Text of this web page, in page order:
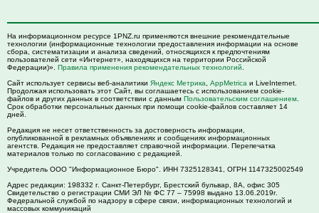
На информационном ресурсе 1PNZ.ru применяются внешние рекомендательные
технологии (информационные технологии предоставления информации на основе
сбора, систематизации и анализа сведений, относящихся к предпочтениям
пользователей сети «Интернет», находящихся на территории Российской
Федерации)». Правила применения рекомендательных технологий
Сайт использует сервисы веб-аналитики Яндекс Метрика AppMetrica и LiveInternet.
Продолжая использовать этот Сайт, вы соглашаетесь с использованием cookie-
файлов и других данных в соответствии с данным Пользовательским соглашением
Срок обработки персональных данных при помощи cookie-файлов составляет 14
дней.
Редакция не несет ответственность за достоверность информации,
опубликованной в рекламных объявлениях и сообщениях информационных
агентств. Редакция не предоставляет справочной информации. Перепечатка
материалов только по согласованию с редакцией.
Учредитель ООО "Информационное Бюро". ИНН 7325128341, ОГРН 1147325002549
Адрес редакции: 198332 г. Санкт-Петербург, Брестский бульвар, 8А, офис 305
Свидетельство о регистрации СМИ ЭЛ № ФС 77 – 75998 выдано 13.06.2019г.
Федеральной службой по надзору в сфере связи, информационных технологий и
массовых коммуникаций